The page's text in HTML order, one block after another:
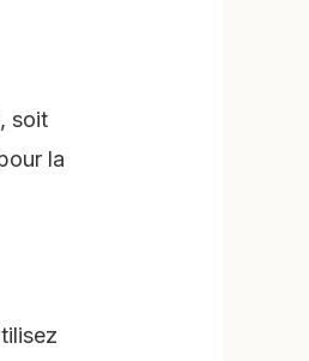
soit
la